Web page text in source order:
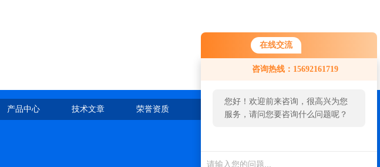
在线交流
咨询热线：15692161719
您好！欢迎前来咨询，很高兴为您
服务，请问您要咨询什么问题呢？
产品中心 技术文章 荣誉资质 在线留言 联系我们